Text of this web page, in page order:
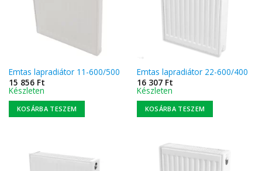
Emtas lapradiátor 11-600/500
15 856 Ft
Készleten
KOSÁRBA TESZEM
Emtas lapradiátor 22-600/400
16 307 Ft
Készleten
KOSÁRBA TESZEM